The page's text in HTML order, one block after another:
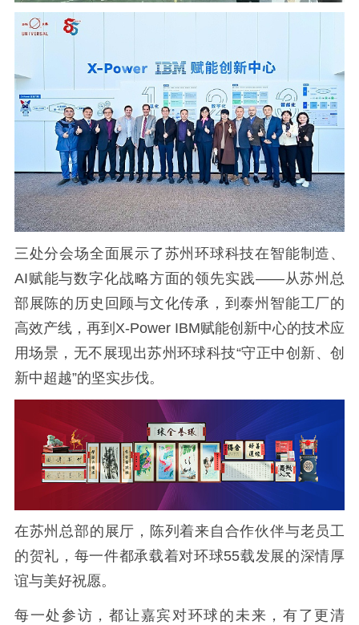
三处分会场全面展示了苏州环球科技在智能制造、
AI赋能与数字化战略方面的领先实践——从苏州总
部展陈的历史回顾与文化传承，到泰州智能工厂的
高效产线，再到X-Power IBM赋能创新中心的技术应
用场景，无不展现出苏州环球科技“守正中创新、创
新中超越”的坚实步伐。
在苏州总部的展厅，陈列着来自合作伙伴与老员工
的贺礼，每一件都承载着对环球55载发展的深情厚
谊与美好祝愿。
每一处参访，都让嘉宾对环球的未来，有了更清